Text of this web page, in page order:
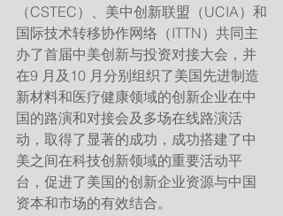
（CSTEC）、美中创新联盟（UCIA）和
国际技术转移协作网络（ITTN）共同主
办了首届中美创新与投资对接大会，并
在9 月及10 月分别组织了美国先进制造
新材料和医疗健康领域的创新企业在中
国的路演和对接会及多场在线路演活
动，取得了显著的成功，成功搭建了中
美之间在科技创新领域的重要活动平
台，促进了美国的创新企业资源与中国
资本和市场的有效结合。